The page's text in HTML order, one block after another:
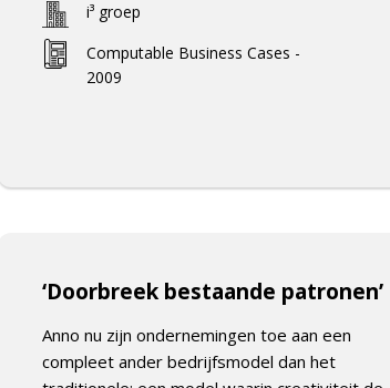
i³ groep
Computable Business Cases -
2009
‘Doorbreek bestaande patronen’
Anno nu zijn ondernemingen toe aan een
compleet ander bedrijfsmodel dan het